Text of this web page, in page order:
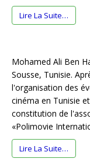
Lire La Suite…
Mohamed Ali Ben
Sousse, Tunisie.
l'organisation des
cinéma en Tunisie
constitution de
«Polimovie
Lire La Suite…